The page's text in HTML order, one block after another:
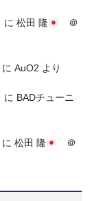
に 松田 隆
＠
に AuO2 より
に BADチューニ
に 松田 隆
＠